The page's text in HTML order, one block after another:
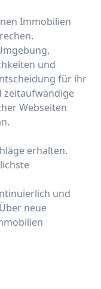
Immobilien
und
für ihr
zeitaufwändige
Webseiten
erhalten.
und
neue